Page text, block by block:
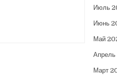
Июль
Июнь
Май
Март